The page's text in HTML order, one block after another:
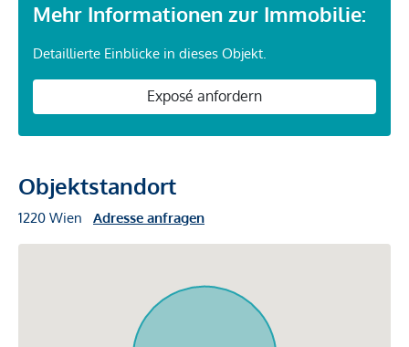
Mehr Informationen zur Immobilie:
Detaillierte Einblicke in dieses Objekt.
Exposé anfordern
Objektstandort
1220 Wien Adresse anfragen